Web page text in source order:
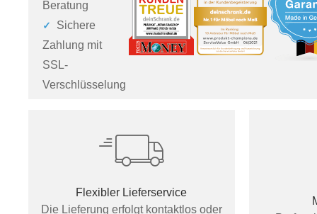
Beratung
Sichere
Zahlung mit
SSL-
Verschlüsselung
Flexibler Lieferservice
Die Lieferung erfolgt kontaktlos oder